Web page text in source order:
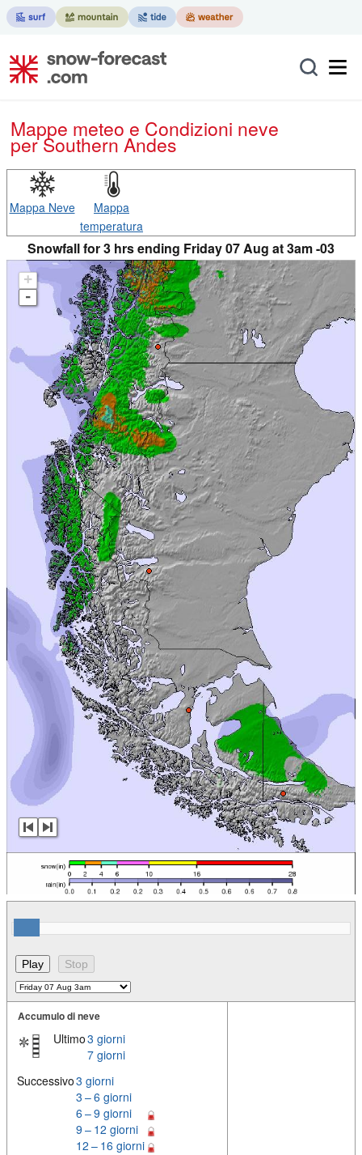
Mappe meteo e Condizioni neve
per Southern Andes
Mappa Neve
Mappa
temperatura
Snowfall for 3 hrs ending Friday 07 Aug at 3am -03
+
-
Accumulo di neve
Ultimo3 giorni
7 giorni
Successivo3 giorni
3 – 6 giorni
6 – 9 giorni
9 – 12 giorni
12 – 16 giorni